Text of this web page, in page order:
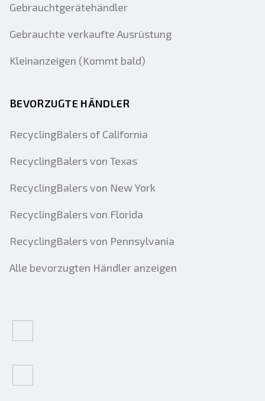
Gebrauchtgerätehändler
Gebrauchte verkaufte Ausrüstung
Kleinanzeigen (Kommt bald)
BEVORZUGTE HÄNDLER
RecyclingBalers of California
RecyclingBalers von Texas
RecyclingBalers von New York
RecyclingBalers von Florida
RecyclingBalers von Pennsylvania
Alle bevorzugten Händler anzeigen